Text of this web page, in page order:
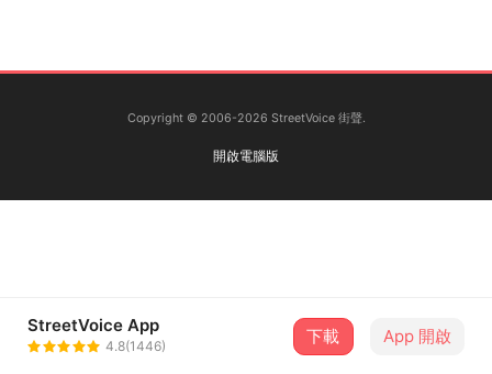
Copyright © 2006-2026 StreetVoice 街聲.
開啟電腦版
StreetVoice App
4.8(1446) 下載 App 開啟